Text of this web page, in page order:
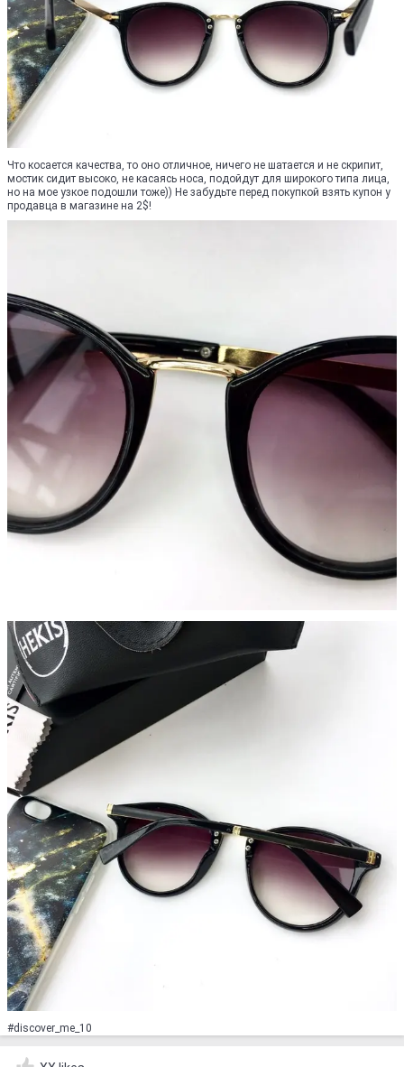
Что косается качества, то оно отличное, ничего не шатается и не скрипит,
мостик сидит высоко, не касаясь носа, подойдут для широкого типа лица,
но на мое узкое подошли тоже)) Не забудьте перед покупкой взять купон у
продавца в магазине на 2$!
#discover_me_10